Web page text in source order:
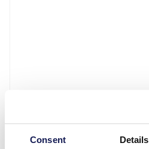
Consent Details
Details